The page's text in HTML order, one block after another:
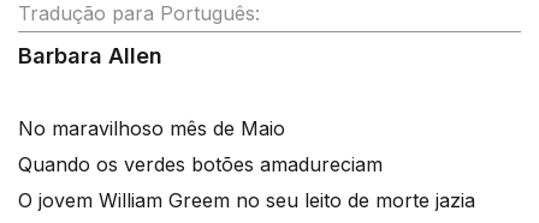
Tradução para Português:
Barbara Allen
No maravilhoso mês de Maio
Quando os verdes botões amadureciam
O jovem William Greem no seu leito de morte jazia